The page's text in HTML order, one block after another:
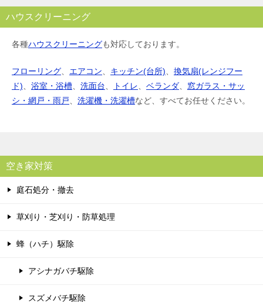
ハウスクリーニング
各種ハウスクリーニングも対応しております。
フローリング エアコン キッチン(台所)
換気扇(レンジフー
ド)
浴室・浴槽 洗面台 トイレ ベランダ
窓ガラス・サッ
シ・網戸・雨戸
洗濯機・洗濯槽など、すべてお任せください。
空き家対策
庭石処分・撤去
草刈り・芝刈り・防草処理
蜂（ハチ）駆除
アシナガバチ駆除
スズメバチ駆除